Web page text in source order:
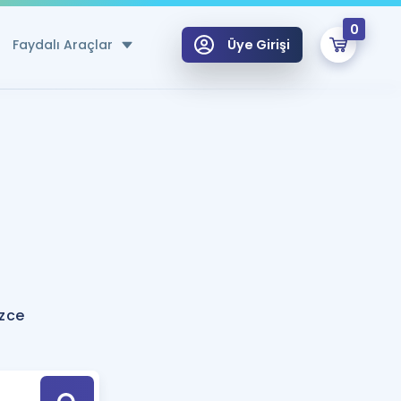
Faydalı Araçlar
Hesaplama Aracı
için Öneriler
Tek Takvimde
Üye Girişi
0